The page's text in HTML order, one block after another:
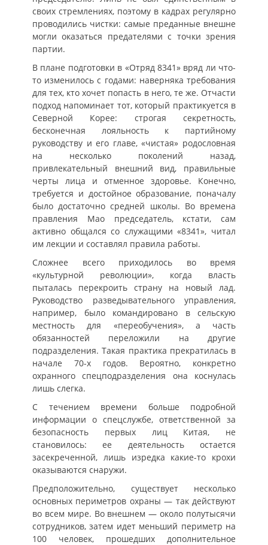
своих стремлениях, поэтому в кадрах регулярно
проводились чистки: самые преданные внешне
могли оказаться предателями с точки зрения
партии.
В плане подготовки в «Отряд 8341» вряд ли что-
то изменилось с годами: наверняка требования
для тех, кто хочет попасть в него, те же. Отчасти
подход напоминает тот, который практикуется в
Северной Корее: строгая секретность,
бесконечная лояльность к партийному
руководству и его главе, «чистая» родословная
на несколько поколений назад,
привлекательный внешний вид, правильные
черты лица и отменное здоровье. Конечно,
требуется и достойное образование, поначалу
было достаточно средней школы. Во времена
правления Мао председатель, кстати, сам
активно общался со служащими «8341», читал
им лекции и составлял правила работы.
Сложнее всего приходилось во время
«культурной революции», когда власть
пыталась перекроить страну на новый лад.
Руководство разведывательного управления,
например, было командировано в сельскую
местность для «переобучения», а часть
обязанностей переложили на другие
подразделения. Такая практика прекратилась в
начале 70-х годов. Вероятно, конкретно
охранного спецподразделения она коснулась
лишь слегка.
С течением времени больше подробной
информации о спецслужбе, ответственной за
безопасность первых лиц Китая, не
становилось: ее деятельность остается
засекреченной, лишь изредка какие-то крохи
оказываются снаружи.
Предположительно, существует несколько
основных периметров охраны — так действуют
во всем мире. Во внешнем — около полутысячи
сотрудников, затем идет меньший периметр на
100 человек, прошедших дополнительное